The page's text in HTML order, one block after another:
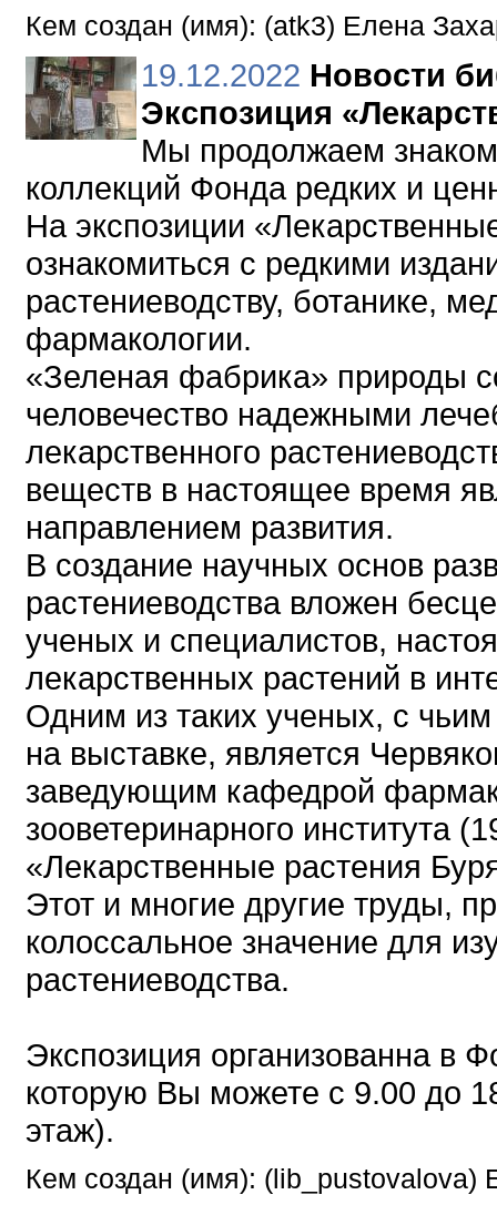
Кем создан (имя): (atk3) Елена
19.12.2022 Новости
Экспозиция
Мы продолжаем
коллекций Фонда редких и
На экспозиции
ознакомиться с редкими
растениеводству, ботанике,
фармакологии.
«Зеленая фабрика» природы
человечество надежными
лекарственного
веществ в настоящее время
направлением развития.
В создание научных основ
растениеводства вложен
ученых и специалистов,
лекарственных растений в
Одним из таких ученых, с
на выставке, является
заведующим кафедрой
зооветеринарного института
«Лекарственные растения
Этот и многие другие труды,
колоссальное значение для
растениеводства.
Экспозиция организованна в
которую Вы можете с 9.00 до
этаж).
Кем создан (имя): (lib_pustovalova)